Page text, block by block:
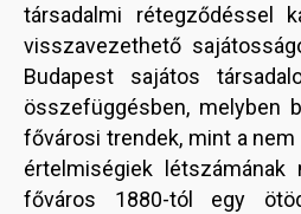
társadalmi rétegződéssel
visszavezethető
Budapest sajátos
összefüggésben, melyben
fővárosi trendek, mint a
értelmiségiek létszámának
főváros 1880-tól egy